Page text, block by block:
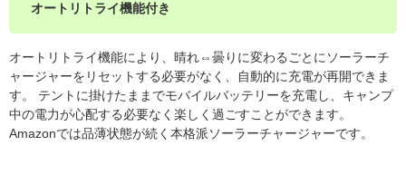
オートリトライ機能付き
オートリトライ機能により、晴れ⇔曇りに変わるごとにソーラーチ
ャージャーをリセットする必要がなく、自動的に充電が再開できま
す。 テントに掛けたままでモバイルバッテリーを充電し、キャンプ
中の電力が心配する必要なく楽しく過ごすことができます。
Amazonでは品薄状態が続く本格派ソーラーチャージャーです。